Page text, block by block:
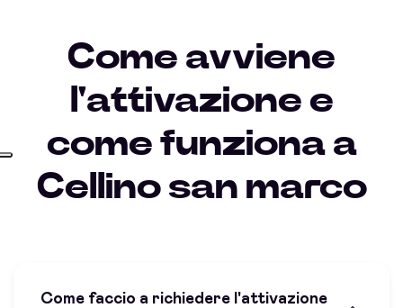
Come avviene
l'attivazione e
come funziona a
Cellino san marco
Come faccio a richiedere l'attivazione